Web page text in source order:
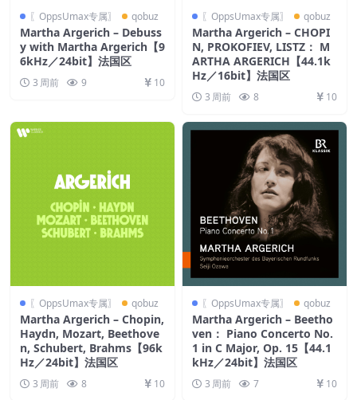
〖OppsUmax专属〗 qobuz
Martha Argerich – Debuss
y with Martha Argerich【9
6kHz／24bit】法国区
3 周前 9 10
〖OppsUmax专属〗 qobuz
Martha Argerich – CHOPI
N, PROKOFIEV, LISTZ： M
ARTHA ARGERICH【44.1k
Hz／16bit】法国区
3 周前 8 10
〖OppsUmax专属〗 qobuz
Martha Argerich – Chopin,
Haydn, Mozart, Beethove
n, Schubert, Brahms【96k
Hz／24bit】法国区
3 周前 8 10
〖OppsUmax专属〗 qobuz
Martha Argerich – Beetho
ven： Piano Concerto No.
1 in C Major, Op. 15【44.1
kHz／24bit】法国区
3 周前 7 10